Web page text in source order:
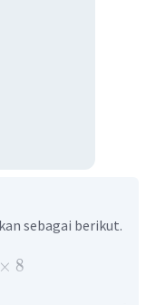
sebagai berikut.
× 8